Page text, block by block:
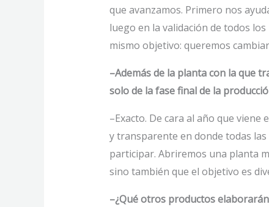
que avanzamos. Primero nos
luego en la validación de todos
mismo objetivo: queremos
–Además de la planta con la que
solo de la fase final de la
–Exacto. De cara al año que
y transparente en donde todas
participar. Abriremos una planta
sino también que el objetivo es
–¿Qué otros productos